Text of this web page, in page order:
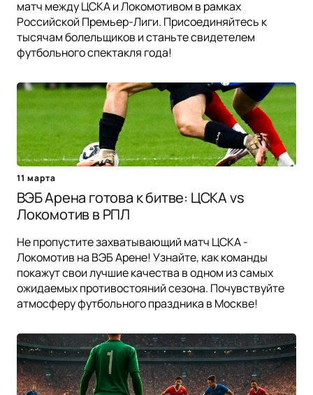
матч между ЦСКА и Локомотивом в рамках
Российской Премьер-Лиги. Присоединяйтесь к
тысячам болельщиков и станьте свидетелем
футбольного спектакля года!
11 марта
ВЭБ Арена готова к битве: ЦСКА vs
Локомотив в РПЛ
Не пропустите захватывающий матч ЦСКА -
Локомотив на ВЭБ Арене! Узнайте, как команды
покажут свои лучшие качества в одном из самых
ожидаемых противостояний сезона. Почувствуйте
атмосферу футбольного праздника в Москве!